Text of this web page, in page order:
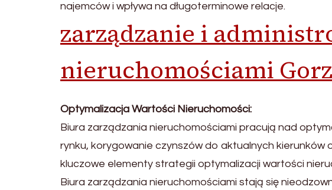
najemców i wpływa na długoterminowe relacje.
zarządzanie i
nieruchomościami
Optymalizacja Wartości Nieruchomości:
Biura zarządzania nieruchomościami pracują nad
rynku, korygowanie czynszów do aktualnych
kluczowe elementy strategii optymalizacji wartości
Biura zarządzania nieruchomościami stają się